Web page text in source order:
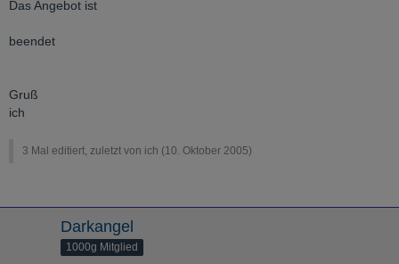
Das Angebot ist
beendet
Gruß
ich
3 Mal editiert, zuletzt von ich (10. Oktober 2005)
Darkangel
1000g Mitglied